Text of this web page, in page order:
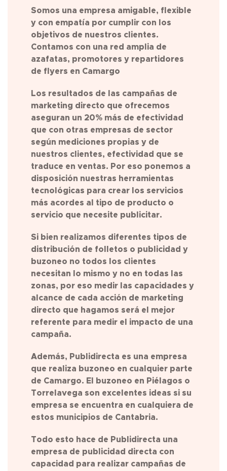
Somos una empresa amigable, flexible
y con empatía por cumplir con los
objetivos de nuestros clientes.
Contamos con una red amplia de
azafatas, promotores y repartidores
de flyers en Camargo
Los resultados de las campañas de
marketing directo que ofrecemos
aseguran un 20% más de efectividad
que con otras empresas de sector
según mediciones propias y de
nuestros clientes, efectividad que se
traduce en ventas. Por eso ponemos a
disposición nuestras herramientas
tecnológicas para crear los servicios
más acordes al tipo de producto o
servicio que necesite publicitar.
Si bien realizamos diferentes tipos de
distribución de folletos o publicidad y
buzoneo no todos los clientes
necesitan lo mismo y no en todas las
zonas, por eso medir las capacidades y
alcance de cada acción de marketing
directo que hagamos será el mejor
referente para medir el impacto de una
campaña.
Además, Publidirecta es una empresa
que realiza buzoneo en cualquier parte
de Camargo. El buzoneo en Piélagos o
Torrelavega son excelentes ideas si su
empresa se encuentra en cualquiera de
estos municipios de Cantabria.
Todo esto hace de Publidirecta una
empresa de publicidad directa con
capacidad para realizar campañas de